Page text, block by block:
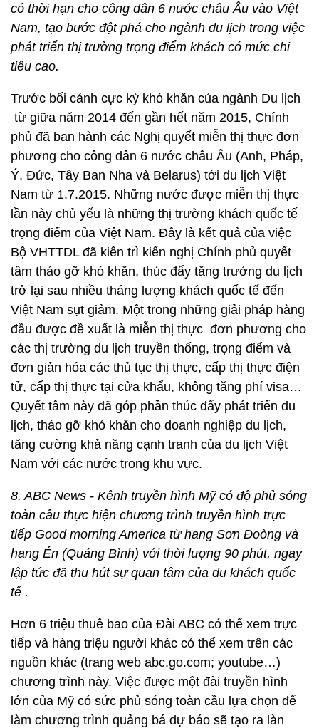
có thời hạn cho công dân 6 nước châu Âu vào Việt
Nam, tạo bước đột phá cho ngành du lịch trong việc
phát triển thị trường trọng điểm khách có mức chi
tiêu cao.
Trước bối cảnh cực kỳ khó khăn của ngành Du lịch
từ giữa năm 2014 đến gần hết năm 2015, Chính
phủ đã ban hành các Nghị quyết miễn thị thực đơn
phương cho công dân 6 nước châu Âu (Anh, Pháp,
Ý, Đức, Tây Ban Nha và Belarus) tới du lịch Việt
Nam từ 1.7.2015. Những nước được miễn thị thực
lần này chủ yếu là những thị trường khách quốc tế
trọng điểm của Việt Nam. Đây là kết quả của việc
Bộ VHTTDL đã kiên trì kiến nghị Chính phủ quyết
tâm tháo gỡ khó khăn, thúc đẩy tăng trưởng du lịch
trở lại sau nhiều tháng lượng khách quốc tế đến
Việt Nam sụt giảm. Một trong những giải pháp hàng
đầu được đề xuất là miễn thị thực đơn phương cho
các thị trường du lịch truyền thống, trọng điểm và
đơn giản hóa các thủ tục thị thực, cấp thị thực điện
tử, cấp thị thực tại cửa khẩu, không tăng phí visa…
Quyết tâm này đã góp phần thúc đẩy phát triển du
lịch, tháo gỡ khó khăn cho doanh nghiệp du lịch,
tăng cường khả năng cạnh tranh của du lịch Việt
Nam với các nước trong khu vực.
8. ABC News - Kênh truyền hình Mỹ có độ phủ sóng
toàn cầu thực hiện chương trình truyền hình trực
tiếp Good morning America từ hang Sơn Đoòng và
hang Én (Quảng Bình) với thời lượng 90 phút, ngay
lập tức đã thu hút sự quan tâm của du khách quốc
tế .
Hơn 6 triệu thuê bao của Đài ABC có thể xem trực
tiếp và hàng triệu người khác có thể xem trên các
nguồn khác (trang web abc.go.com; youtube…)
chương trình này. Việc được một đài truyền hình
lớn của Mỹ có sức phủ sóng toàn cầu lựa chọn để
làm chương trình quảng bá dự báo sẽ tạo ra làn